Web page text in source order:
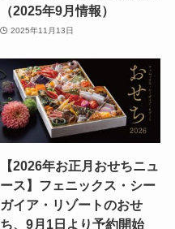
（2025年9月情報）
2025年11月13日
【2026年お正月おせちニュ
ース】フェニックス・シー
ガイア・リゾートのおせ
ち、9月1日より予約開始